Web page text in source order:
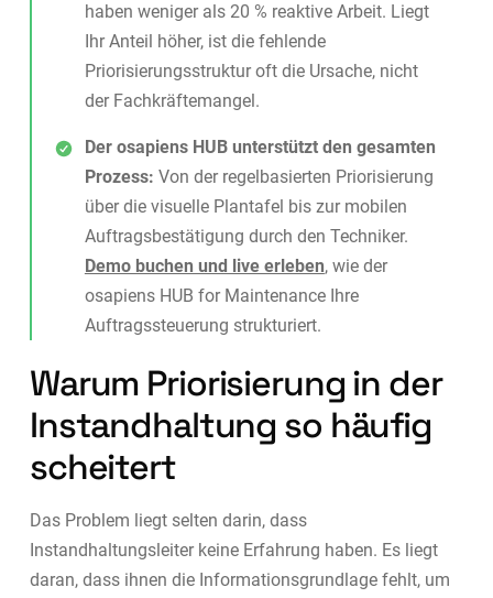
haben weniger als 20 % reaktive Arbeit. Liegt
Ihr Anteil höher, ist die fehlende
Priorisierungsstruktur oft die Ursache, nicht
der Fachkräftemangel.
Der osapiens HUB unterstützt den gesamten
Prozess: Von der regelbasierten Priorisierung
über die visuelle Plantafel bis zur mobilen
Auftragsbestätigung durch den Techniker.
Demo buchen und live erleben, wie der
osapiens HUB for Maintenance Ihre
Auftragssteuerung strukturiert.
Warum Priorisierung in der
Instandhaltung so häufig
scheitert
Das Problem liegt selten darin, dass
Instandhaltungsleiter keine Erfahrung haben. Es liegt
daran, dass ihnen die Informationsgrundlage fehlt, um